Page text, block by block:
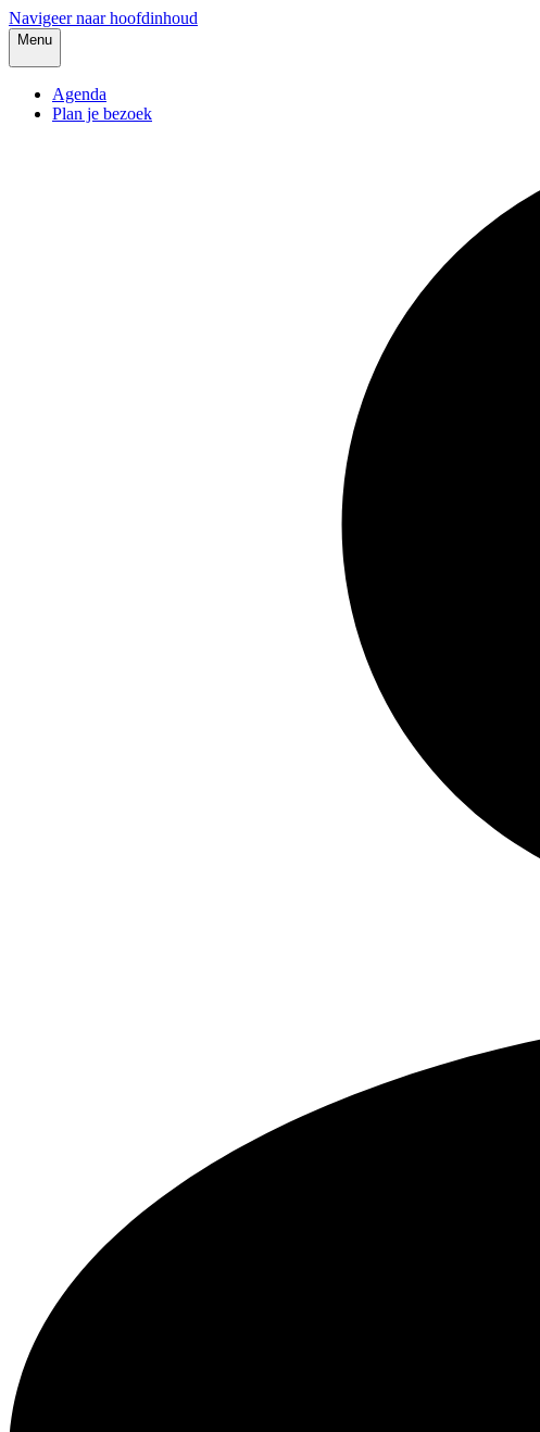
Navigeer naar hoofdinhoud
Menu
Agenda
Plan je bezoek